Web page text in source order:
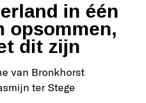
in één
opsommen,
dit zijn
van Bronkhorst
ter Stege